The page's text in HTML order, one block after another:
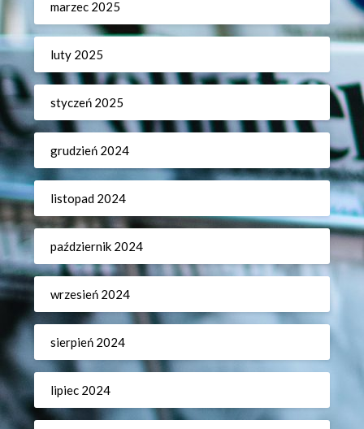
marzec 2025
luty 2025
styczeń 2025
grudzień 2024
listopad 2024
październik 2024
wrzesień 2024
sierpień 2024
lipiec 2024